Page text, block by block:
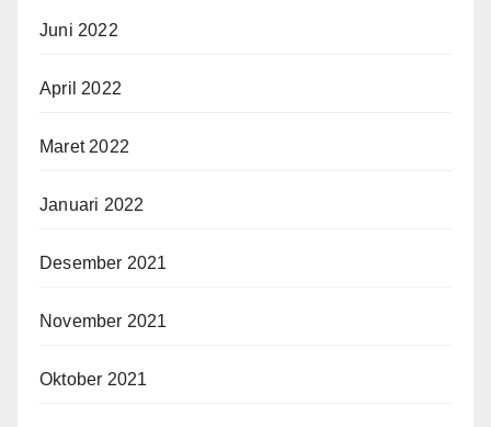
Juni 2022
April 2022
Maret 2022
Januari 2022
Desember 2021
November 2021
Oktober 2021